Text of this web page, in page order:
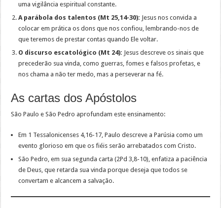
uma vigilância espiritual constante.
A parábola dos talentos (Mt 25,14-30): Jesus nos convida a
colocar em prática os dons que nos confiou, lembrando-nos de
que teremos de prestar contas quando Ele voltar.
O discurso escatológico (Mt 24): Jesus descreve os sinais que
precederão sua vinda, como guerras, fomes e falsos profetas, e
nos chama a não ter medo, mas a perseverar na fé.
As cartas dos Apóstolos
São Paulo e São Pedro aprofundam este ensinamento:
Em 1 Tessalonicenses 4,16-17, Paulo descreve a Parúsia como um
evento glorioso em que os fiéis serão arrebatados com Cristo.
São Pedro, em sua segunda carta (2Pd 3,8-10), enfatiza a paciência
de Deus, que retarda sua vinda porque deseja que todos se
convertam e alcancem a salvação.